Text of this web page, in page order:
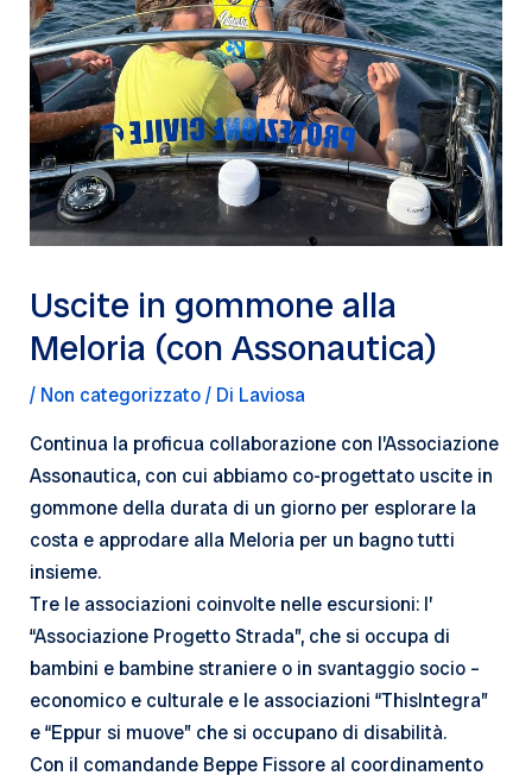
Uscite in gommone alla
Meloria (con Assonautica)
/ Non categorizzato/ Di Laviosa
Continua la proficua collaborazione con l’Associazione
Assonautica, con cui abbiamo co-progettato uscite in
gommone della durata di un giorno per esplorare la
costa e approdare alla Meloria per un bagno tutti
insieme.
Tre le associazioni coinvolte nelle escursioni: l’
“Associazione Progetto Strada”, che si occupa di
bambini e bambine straniere o in svantaggio socio –
economico e culturale e le associazioni “ThisIntegra”
e “Eppur si muove” che si occupano di disabilità.
Con il comandande Beppe Fissore al coordinamento